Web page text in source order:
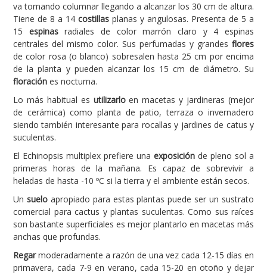
va tornando columnar llegando a alcanzar los 30 cm de altura.
Tiene de 8 a 14 costillas planas y angulosas. Presenta de 5 a
15 espinasradiales de color marrón claro y 4 espinas
centrales del mismo color. Sus perfumadas y grandes flores
de color rosa (o blanco) sobresalen hasta 25 cm por encima
de la planta y pueden alcanzar los 15 cm de diámetro. Su
floración es nocturna.
Lo más habitual es utilizarloen macetas y jardineras (mejor
de cerámica) como planta de patio, terraza o invernadero
siendo también interesante para rocallas y jardines de catus y
suculentas.
El Echinopsis multiplex prefiere una exposición de pleno sol a
primeras horas de la mañana. Es capaz de sobrevivir a
heladas de hasta -10 ºC si la tierra y el ambiente están secos.
Un sueloapropiado para estas plantas puede ser un sustrato
comercial para cactus y plantas suculentas. Como sus raíces
son bastante superficiales es mejor plantarlo en macetas más
anchas que profundas.
Regarmoderadamente a razón de una vez cada 12-15 días en
primavera, cada 7-9 en verano, cada 15-20 en otoño y dejar